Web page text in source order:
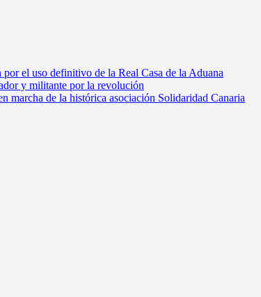
el uso definitivo de la Real Casa de la Aduana
y militante por la revolución
marcha de la histórica asociación Solidaridad Canaria